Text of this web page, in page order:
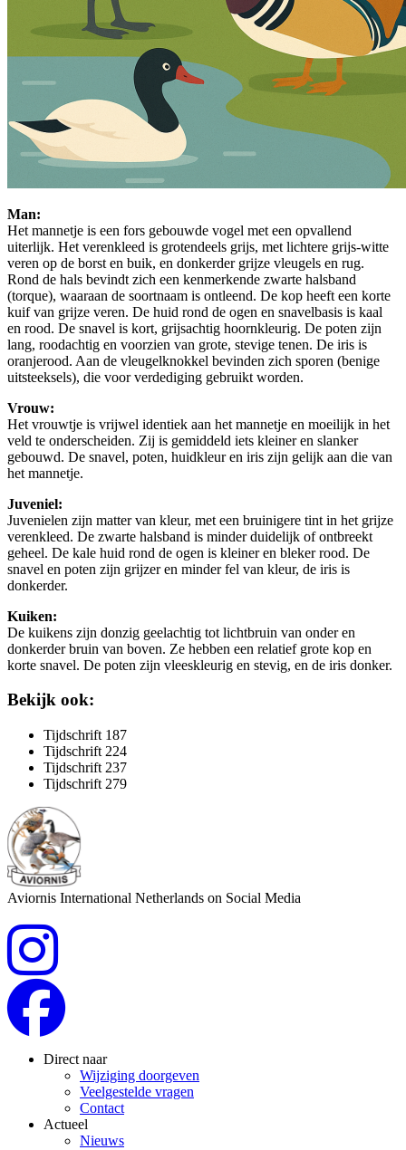
Man:
Het mannetje is een fors gebouwde vogel met een opvallend
uiterlijk. Het verenkleed is grotendeels grijs, met lichtere grijs-witte
veren op de borst en buik, en donkerder grijze vleugels en rug.
Rond de hals bevindt zich een kenmerkende zwarte halsband
(torque), waaraan de soortnaam is ontleend. De kop heeft een korte
kuif van grijze veren. De huid rond de ogen en snavelbasis is kaal
en rood. De snavel is kort, grijsachtig hoornkleurig. De poten zijn
lang, roodachtig en voorzien van grote, stevige tenen. De iris is
oranjerood. Aan de vleugelknokkel bevinden zich sporen (benige
uitsteeksels), die voor verdediging gebruikt worden.
Vrouw:
Het vrouwtje is vrijwel identiek aan het mannetje en moeilijk in het
veld te onderscheiden. Zij is gemiddeld iets kleiner en slanker
gebouwd. De snavel, poten, huidkleur en iris zijn gelijk aan die van
het mannetje.
Juveniel:
Juvenielen zijn matter van kleur, met een bruinigere tint in het grijze
verenkleed. De zwarte halsband is minder duidelijk of ontbreekt
geheel. De kale huid rond de ogen is kleiner en bleker rood. De
snavel en poten zijn grijzer en minder fel van kleur, de iris is
donkerder.
Kuiken:
De kuikens zijn donzig geelachtig tot lichtbruin van onder en
donkerder bruin van boven. Ze hebben een relatief grote kop en
korte snavel. De poten zijn vleeskleurig en stevig, en de iris donker.
Bekijk ook:
Tijdschrift 187
Tijdschrift 224
Tijdschrift 237
Tijdschrift 279
Aviornis International Netherlands on Social Media
Direct naar
Wijziging doorgeven
Veelgestelde vragen
Contact
Actueel
Nieuws